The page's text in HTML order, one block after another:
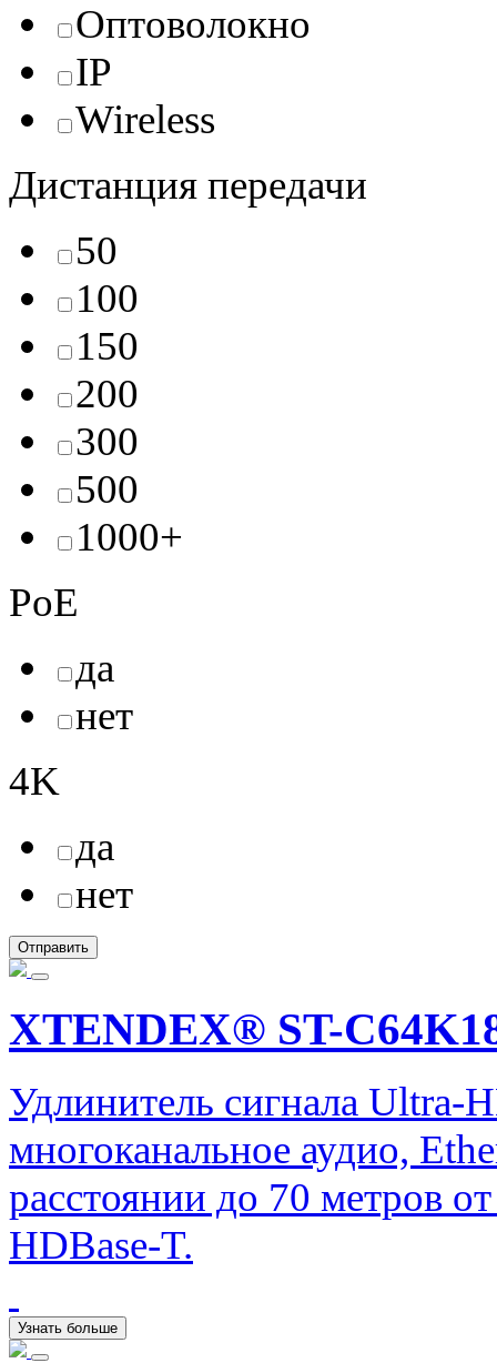
Оптоволокно
IP
Wireless
Дистанция передачи
50
100
150
200
300
500
1000+
PoE
да
нет
4K
да
нет
XTENDEX® ST-
Удлинитель сигнала
многоканальное аудио,
расстоянии до 70 метров
HDBase-T.
Узнать больше